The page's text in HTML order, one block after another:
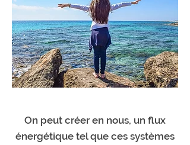
On peut créer en nous, un flux
énergétique tel que ces systèmes